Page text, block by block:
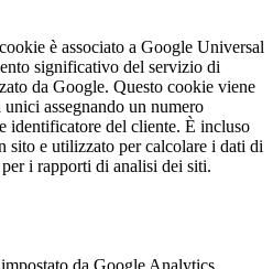
è associato a Google Universal
significativo del servizio di
da Google. Questo cookie viene
assegnando un numero
identificatore del cliente. È incluso
sito e utilizzato per calcolare i dati di
i rapporti di analisi dei siti.
da Google Analytics.